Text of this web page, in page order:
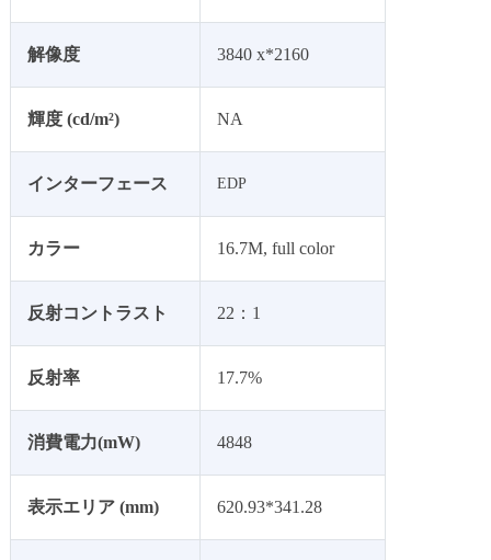
解像度 3840 x*2160
輝度 (cd/m²) NA
インターフェース EDP
カラー 16.7M, full color
反射コントラスト 22：1
反射率 17.7%
消費電力(mW) 4848
表示エリア (mm) 620.93*341.28